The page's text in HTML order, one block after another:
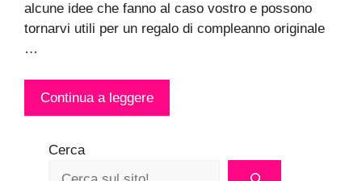
alcune idee che fanno al caso vostro e possono
tornarvi utili per un regalo di compleanno originale
…
Continua a leggere
Cerca